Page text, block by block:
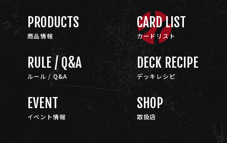
PRODUCTS
商品情報
CARD LIST
カードリスト
RULE / Q&A
ルール / Q&A
DECK RECIPE
デッキレシピ
EVENT
イベント情報
SHOP
取扱店